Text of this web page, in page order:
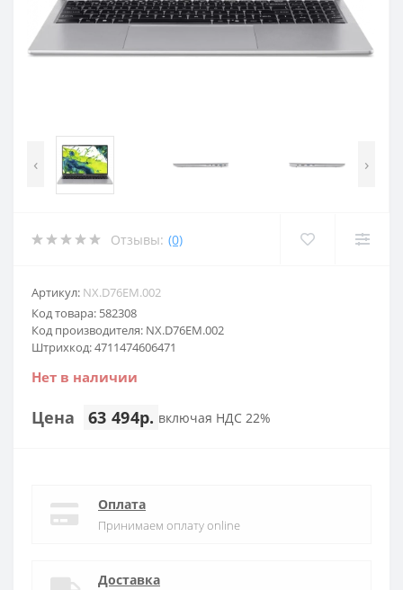
‹ ›
Отзывы: (0)
Артикул: NX.D76EM.002
Код товара: 582308
Код производителя: NX.D76EM.002
Штрихкод: 4711474606471
Нет в наличии
Цена 63 494р. включая НДС 22%
Оплата
Принимаем оплату online
Доставка